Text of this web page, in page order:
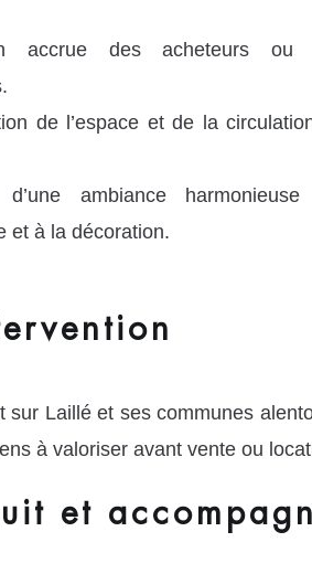
accrue des acheteurs ou
de l’espace et de la
d’une ambiance
et à la décoration.
sur Laillé et ses communes
à valoriser avant vente ou
et